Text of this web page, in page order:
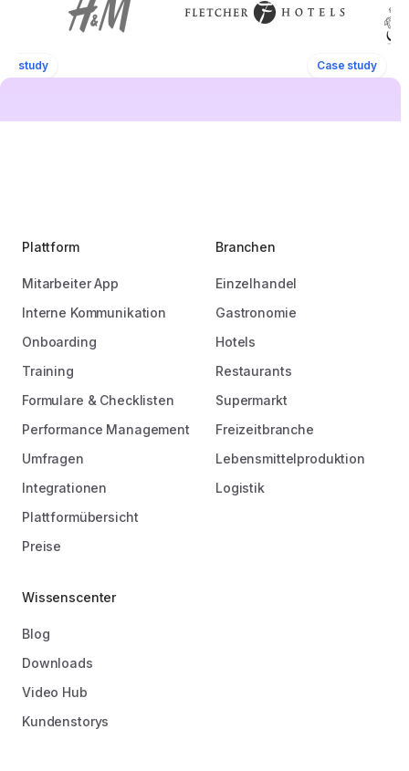
study Case study
Plattform
Mitarbeiter App
Interne Kommunikation
Onboarding
Training
Formulare & Checklisten
Performance Management
Umfragen
Integrationen
Plattformübersicht
Preise
Branchen
Einzelhandel
Gastronomie
Hotels
Restaurants
Supermarkt
Freizeitbranche
Lebensmittelproduktion
Logistik
Wissenscenter
Blog
Downloads
Video Hub
Kundenstorys